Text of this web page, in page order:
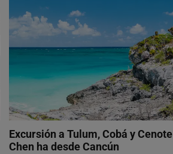
Excursión a Tulum, Cobá y Cenote
Chen ha desde Cancún